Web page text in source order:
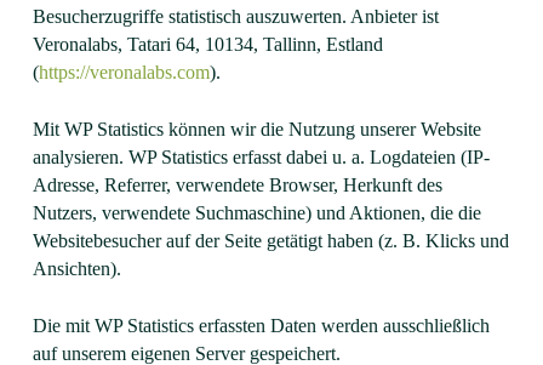
Besucherzugriffe statistisch auszuwerten. Anbieter ist
Veronalabs, Tatari 64, 10134, Tallinn, Estland
(https://veronalabs.com).
Mit WP Statistics können wir die Nutzung unserer Website
analysieren. WP Statistics erfasst dabei u. a. Logdateien (IP-
Adresse, Referrer, verwendete Browser, Herkunft des
Nutzers, verwendete Suchmaschine) und Aktionen, die die
Websitebesucher auf der Seite getätigt haben (z. B. Klicks und
Ansichten).
Die mit WP Statistics erfassten Daten werden ausschließlich
auf unserem eigenen Server gespeichert.